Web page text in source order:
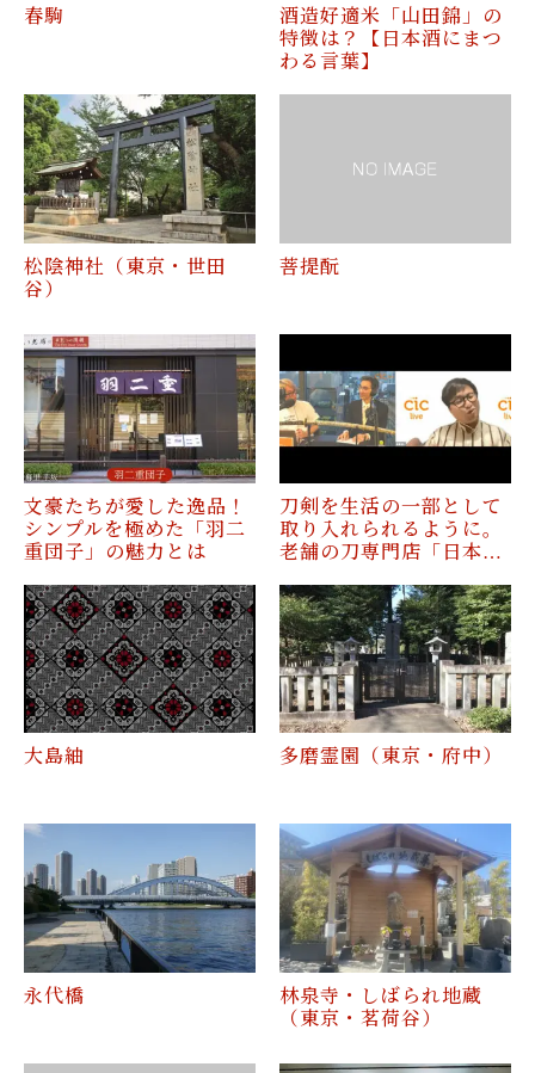
春駒
酒造好適米「山田錦」の
特徴は？【日本酒にまつ
わる言葉】
松陰神社（東京・世田
谷）
菩提酛
文豪たちが愛した逸品！
シンプルを極めた「羽二
重団子」の魅力とは
刀剣を生活の一部として
取り入れられるように。
老舗の刀専門店「日本…
大島紬 多磨霊園（東京・府中）
永代橋
林泉寺・しばられ地蔵
（東京・茗荷谷）